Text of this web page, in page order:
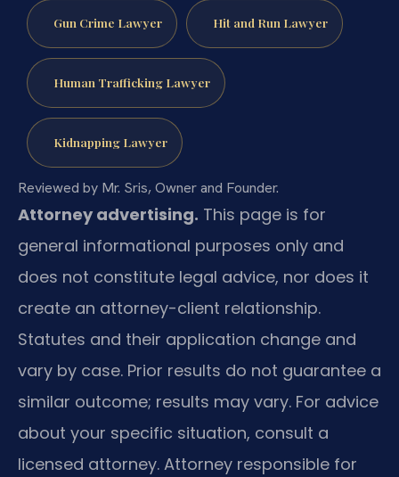
Gun Crime Lawyer Hit and Run Lawyer
Human Trafficking Lawyer
Kidnapping Lawyer
Reviewed by Mr. Sris, Owner and Founder.
Attorney advertising. This page is for
general informational purposes only and
does not constitute legal advice, nor does it
create an attorney-client relationship.
Statutes and their application change and
vary by case. Prior results do not guarantee a
similar outcome; results may vary. For advice
about your specific situation, consult a
licensed attorney. Attorney responsible for